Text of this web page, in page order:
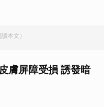
本文）
膚屏障受損 誘發暗